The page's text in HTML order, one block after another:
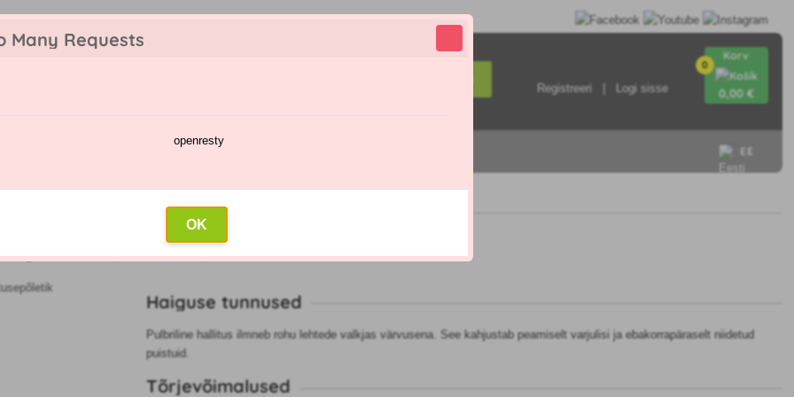
Many Requests
openresty
OK
Registreeri Logi sisse
0
Korv
0,00 €
EE
hallitusepõletik
»Muru»Muru pulbriline hallitusepõletik
Haiguse tunnused
Pulbriline hallitus ilmneb rohu lehtede valkjas värvusena. See kahjustab peamiselt varjulisi ja ebakorrapäraselt niidetud
puistuid.
Tõrjevõimalused